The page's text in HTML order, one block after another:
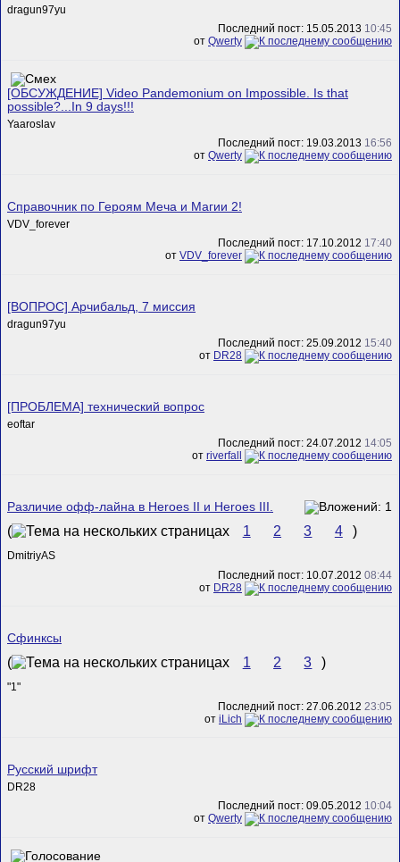
dragun97yu
Последний пост: 15.05.2013 10:45
от Qwerty
[ОБСУЖДЕНИЕ] Video Pandemonium on Impossible. Is that
possible?...In 9 days!!!
Yaaroslav
Последний пост: 19.03.2013 16:56
от Qwerty
Справочник по Героям Меча и Магии 2!
VDV_forever
Последний пост: 17.10.2012 17:40
от VDV_forever
[ВОПРОС] Арчибальд, 7 миссия
dragun97yu
Последний пост: 25.09.2012 15:40
от DR28
[ПРОБЛЕМА] технический вопрос
eoftar
Последний пост: 24.07.2012 14:05
от riverfall
Различие офф-лайна в Heroes II и Heroes III.
( 1 2 3 4 )
DmitriyAS
Последний пост: 10.07.2012 08:44
от DR28
Сфинксы
( 1 2 3 )
"1"
Последний пост: 27.06.2012 23:05
от iLich
Русский шрифт
DR28
Последний пост: 09.05.2012 10:04
от Qwerty